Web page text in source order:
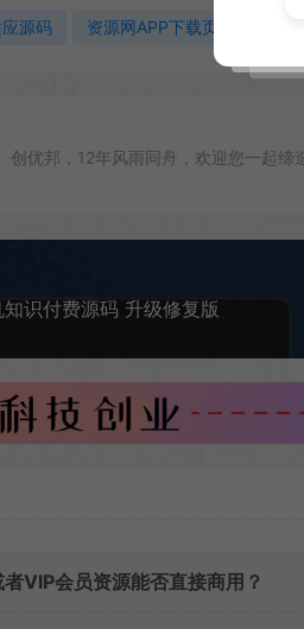
源码 资源网APP下载页
创优邦，12年风雨同舟，欢迎您一起缔
识付费源码 升级修复版
VIP会员资源能否直接商用？